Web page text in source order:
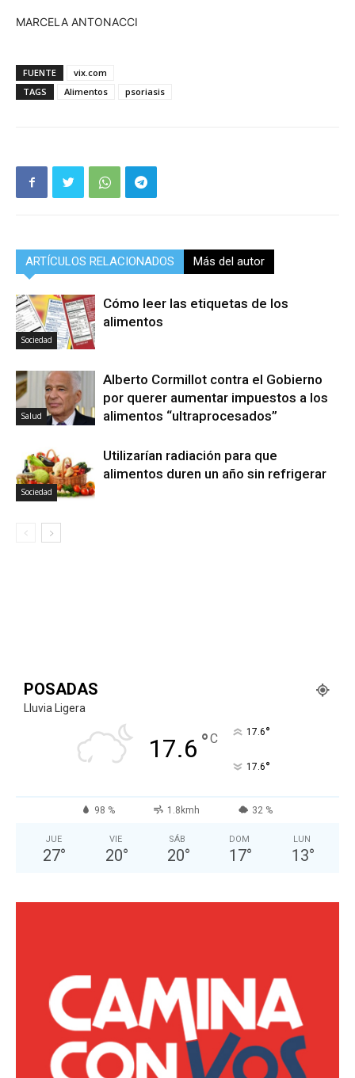
MARCELA ANTONACCI
FUENTE
vix.com
TAGS
Alimentos psoriasis
ARTÍCULOS RELACIONADOS Más del autor
Sociedad
Cómo leer las etiquetas de los
alimentos
Salud
Alberto Cormillot contra el Gobierno
por querer aumentar impuestos a los
alimentos “ultraprocesados”
Sociedad
Utilizarían radiación para que
alimentos duren un año sin refrigerar
POSADAS
Lluvia Ligera
17.6 °C 17.6°
17.6°
98 % 1.8kmh 32 %
JUE
27°
VIE
20°
SÁB
20°
DOM
17°
LUN
13°